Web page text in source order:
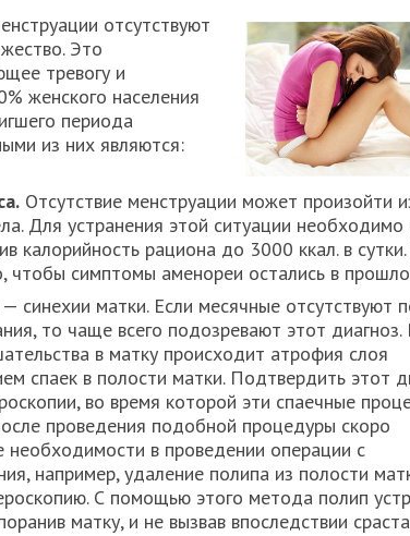
отсутствуют
Это
тревогу и
женского населения
периода
из них являются:
Отсутствие менструации может произойти
Для устранения этой ситуации необходимо
калорийность рациона до 3000 ккал. в
чтобы симптомы аменореи остались в
— синехии матки. Если месячные отсутствуют
то чаще всего подозревают этот диагноз.
в матку происходит атрофия слоя
спаек в полости матки. Подтвердить этот
во время которой эти спаечные
проведения подобной процедуры скоро
необходимости в проведении операции с
например, удаление полипа из полости
С помощью этого метода полип
матку, и не вызвав впоследствии